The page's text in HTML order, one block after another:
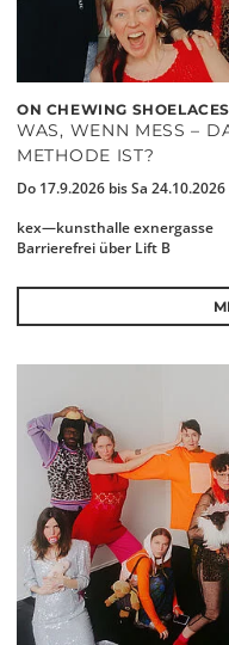
ON CHEWING
WAS, WENN MESS –
METHODE IST?
Do 17.9.2026 bis Sa 24.10.2026
kex—kunsthalle exnergasse
Barrierefrei über Lift B